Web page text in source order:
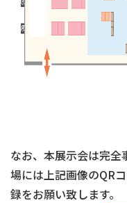
なお、本展示会は完全
場には上記画像のQR
録をお願い致します。